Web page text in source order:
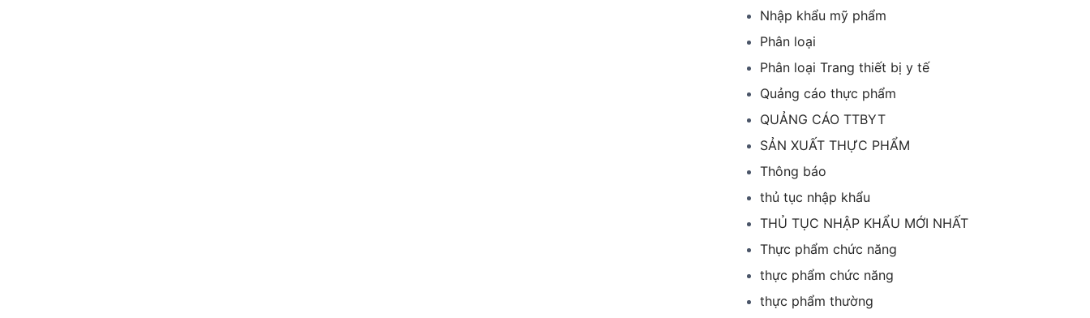
Nhập khẩu mỹ phẩm
Phân loại
Phân loại Trang thiết bị y tế
Quảng cáo thực phẩm
QUẢNG CÁO TTBYT
SẢN XUẤT THỰC PHẨM
Thông báo
thủ tục nhập khẩu
THỦ TỤC NHẬP KHẨU MỚI NHẤT
Thực phẩm chức năng
thực phẩm chức năng
thực phẩm thường